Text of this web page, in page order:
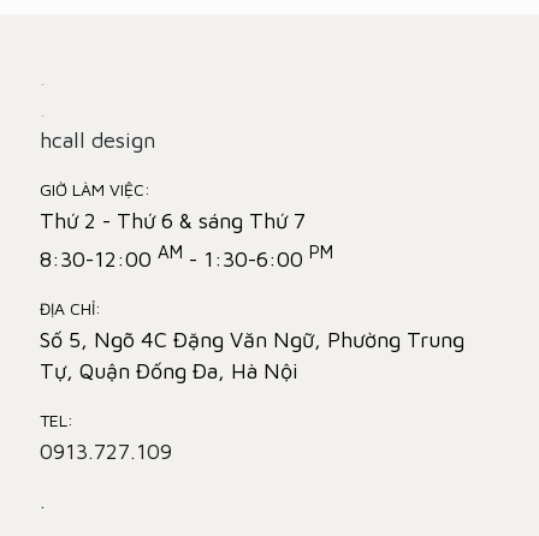
.
.
hcall design
GIỜ LÀM VIỆC:
Thứ 2 - Thứ 6 & sáng Thứ 7
8:30-12:00 AM - 1:30-6:00 PM
ĐỊA CHỈ:
Số 5, Ngõ 4C Đặng Văn Ngữ, Phường Trung
Tự, Quận Đống Đa, Hà Nội
TEL:
0913.727.109
.